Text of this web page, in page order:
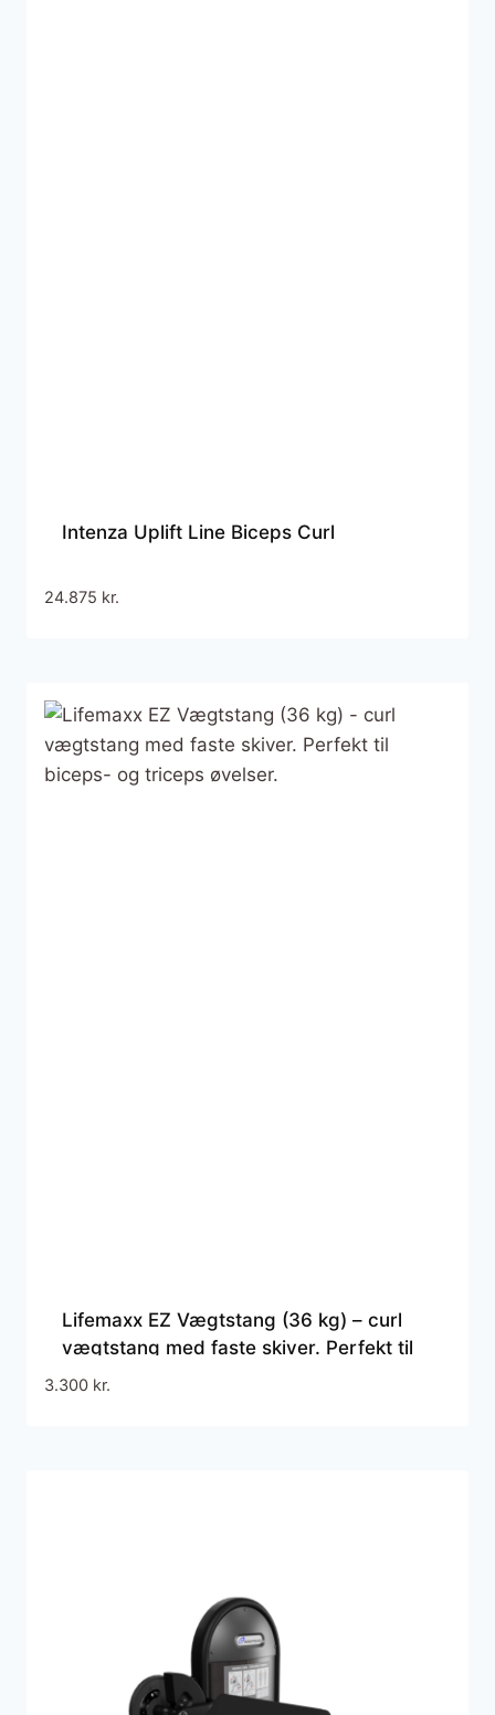
Intenza Uplift Line Biceps Curl
24.875 kr.
Lifemaxx EZ Vægtstang (36 kg) – curl
vægtstang med faste skiver. Perfekt til
biceps- og triceps øvelser.
3.300 kr.